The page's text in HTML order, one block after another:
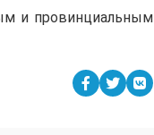
и провинциальным